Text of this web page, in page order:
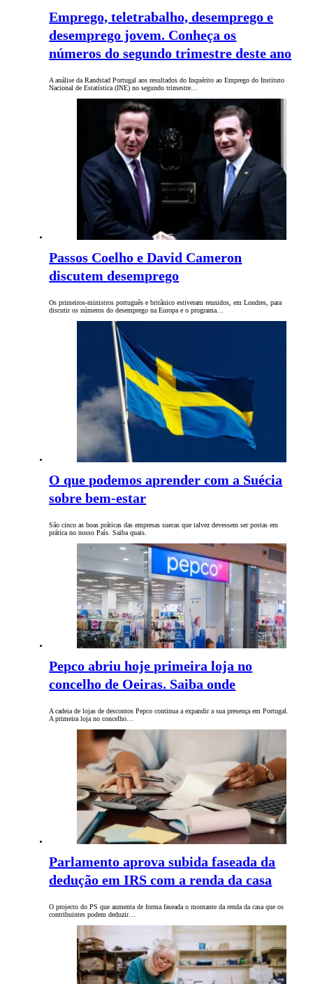
Emprego, teletrabalho, desemprego e
desemprego jovem. Conheça os
números do segundo trimestre deste ano
A análise da Randstad Portugal aos resultados do Inquérito ao Emprego do Instituto
Nacional de Estatística (INE) no segundo trimestre…
Passos Coelho e David Cameron
discutem desemprego
Os primeiros-ministros português e britânico estiveram reunidos, em Londres, para
discutir os números do desemprego na Europa e o programa…
O que podemos aprender com a Suécia
sobre bem-estar
São cinco as boas práticas das empresas suecas que talvez devessem ser postas em
prática no nosso País. Saiba quais.
Pepco abriu hoje primeira loja no
concelho de Oeiras. Saiba onde
A cadeia de lojas de descontos Pepco continua a expandir a sua presença em Portugal.
A primeira loja no concelho…
Parlamento aprova subida faseada da
dedução em IRS com a renda da casa
O projecto do PS que aumenta de forma faseada o montante da renda da casa que os
contribuintes podem deduzir…